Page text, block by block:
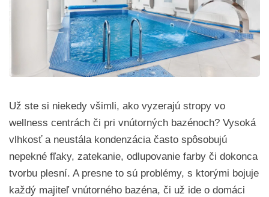
Už ste si niekedy všimli, ako vyzerajú stropy vo
wellness centrách či pri vnútorných bazénoch? Vysoká
vlhkosť a neustála kondenzácia často spôsobujú
nepekné fľaky, zatekanie, odlupovanie farby či dokonca
tvorbu plesní. A presne to sú problémy, s ktorými bojuje
každý majiteľ vnútorného bazéna, či už ide o domáci